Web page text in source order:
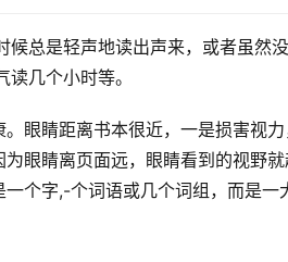
候总是轻声地读出声来，或者虽然
几个小时等。
眼睛距离书本很近，一是损害视
眼睛离页面远，眼睛看到的视野就
个字,-个词语或几个词组，而是